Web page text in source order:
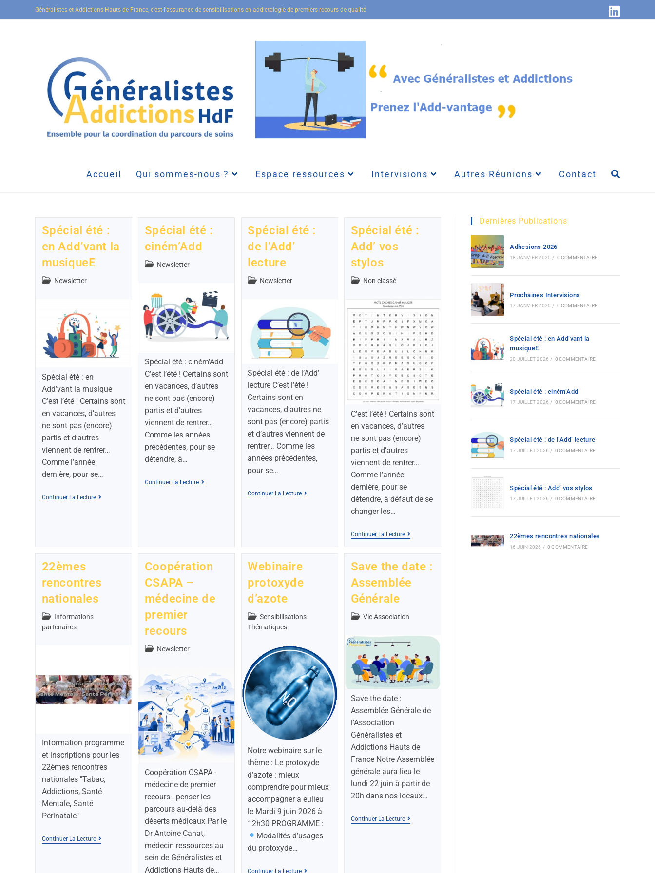
Généralistes et Addictions Hauts de France, c’est l’assurance de sensibilisations en addictologie de premiers recours de qualité
Accueil Qui sommes-nous ? Espace ressources Intervisions Autres Réunions Contact
Spécial été :
en Add’vant la
musiqueE
Newsletter
Spécial été : en
Add’vant la musique
C’est l’été ! Certains sont
en vacances, d’autres
ne sont pas (encore)
partis et d’autres
viennent de rentrer…
Comme l’année
dernière, pour se…
Continuer La Lecture
Spécial été :
ciném’Add
Newsletter
Spécial été : ciném’Add
C’est l’été ! Certains sont
en vacances, d’autres
ne sont pas (encore)
partis et d’autres
viennent de rentrer…
Comme les années
précédentes, pour se
détendre, à…
Continuer La Lecture
Spécial été :
de l’Add’
lecture
Newsletter
Spécial été : de l’Add’
lecture C’est l’été !
Certains sont en
vacances, d’autres ne
sont pas (encore) partis
et d’autres viennent de
rentrer… Comme les
années précédentes,
pour se…
Continuer La Lecture
Spécial été :
Add’ vos
stylos
Non classé
C’est l’été ! Certains sont
en vacances, d’autres
ne sont pas (encore)
partis et d’autres
viennent de rentrer…
Comme l’année
dernière, pour se
détendre, à défaut de se
changer les…
Continuer La Lecture
22èmes
rencontres
nationales
Informations
partenaires
Information programme
et inscriptions pour les
22èmes rencontres
nationales "Tabac,
Addictions, Santé
Mentale, Santé
Périnatale"
Continuer La Lecture
Coopération
CSAPA –
médecine de
premier
recours
Newsletter
Coopération CSAPA -
médecine de premier
recours : penser les
parcours au-delà des
déserts médicaux Par le
Dr Antoine Canat,
médecin ressources au
sein de Généralistes et
Addictions Hauts de…
Webinaire
protoxyde
d’azote
Sensibilisations
Thématiques
Notre webinaire sur le
thème : Le protoxyde
d’azote : mieux
comprendre pour mieux
accompagner a eulieu
le Mardi 9 juin 2026 à
12h30 PROGRAMME :
Modalités d’usages
du protoxyde…
Continuer La Lecture
Save the date :
Assemblée
Générale
Vie Association
Save the date :
Assemblée Générale de
l'Association
Généralistes et
Addictions Hauts de
France Notre Assemblée
générale aura lieu le
lundi 22 juin à partir de
20h dans nos locaux…
Continuer La Lecture
Dernières Publications
Adhesions 2026
18 JANVIER 2020 / 0 COMMENTAIRE
Prochaines Intervisions
17 JANVIER 2020 / 0 COMMENTAIRE
Spécial été : en Add’vant la
musiqueE
20 JUILLET 2026 / 0 COMMENTAIRE
Spécial été : ciném’Add
17 JUILLET 2026 / 0 COMMENTAIRE
Spécial été : de l’Add’ lecture
17 JUILLET 2026 / 0 COMMENTAIRE
Spécial été : Add’ vos stylos
17 JUILLET 2026 / 0 COMMENTAIRE
22èmes rencontres nationales
16 JUIN 2026 / 0 COMMENTAIRE